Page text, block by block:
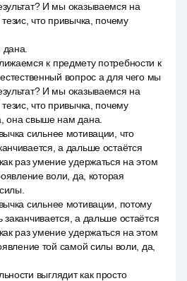
И мы оказываемся на
что привычка, почему
к предмету потребности к
естественный вопрос а для чего мы
И мы оказываемся на
что привычка, почему
она свыше нам дана.
сильнее мотивации, что
а дальше остаётся
раз умение удержаться на этом
воли, да, которая
сильнее мотивации, потому
заканчивается, а дальше остаётся
раз умение удержаться на этом
той самой силы воли, да,
выглядит как просто